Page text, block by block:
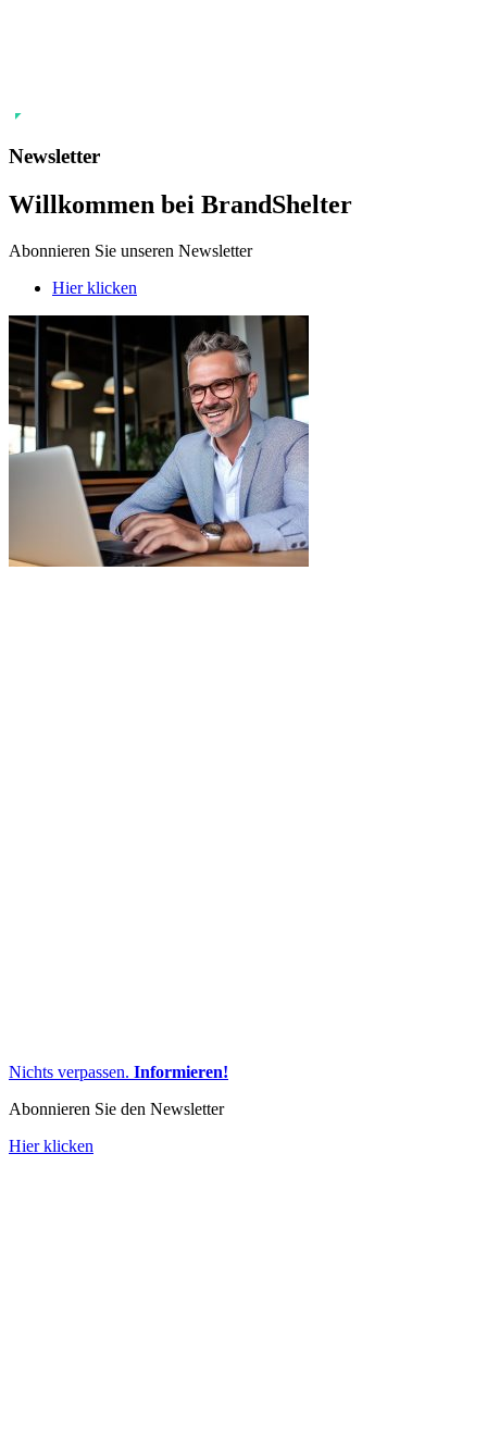
Newsletter
Willkommen bei BrandShelter
Abonnieren Sie unseren Newsletter
Hier klicken
Nichts verpassen. Informieren!
Abonnieren Sie den Newsletter
Hier klicken